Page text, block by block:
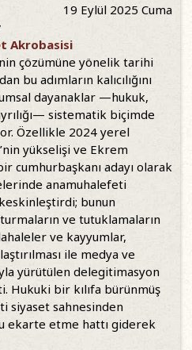
19 Eylül 2025 Cuma
Akrobasisi
çözümüne yönelik tarihi
bu adımların kalıcılığını
dayanaklar —hukuk,
sistematik biçimde
Özellikle 2024 yerel
yükselişi ve Ekrem
cumhurbaşkanı adayı olarak
anamuhalefeti
bunun
ve tutuklamaların
ve kayyumlar,
ile medya ve
yürütülen delegitimasyon
Hukuki bir kılıfa bürünmüş
siyaset sahnesinden
ekarte etme hattı giderek